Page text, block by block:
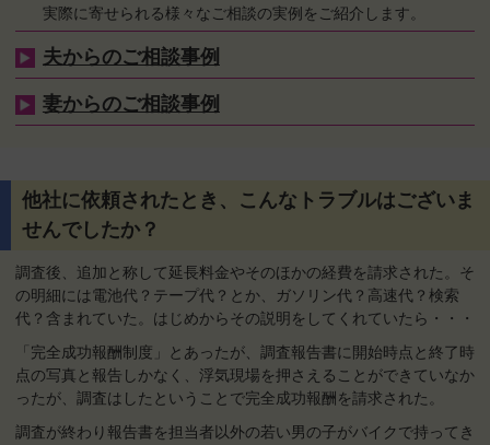
実際に寄せられる様々なご相談の実例をご紹介します。
夫からのご相談事例
妻からのご相談事例
他社に依頼されたとき、こんなトラブルはございま
せんでしたか？
調査後、追加と称して延長料金やそのほかの経費を請求された。そ
の明細には電池代？テープ代？とか、ガソリン代？高速代？検索
代？含まれていた。はじめからその説明をしてくれていたら・・・
「完全成功報酬制度」とあったが、調査報告書に開始時点と終了時
点の写真と報告しかなく、浮気現場を押さえることができていなか
ったが、調査はしたということで完全成功報酬を請求された。
調査が終わり報告書を担当者以外の若い男の子がバイクで持ってき